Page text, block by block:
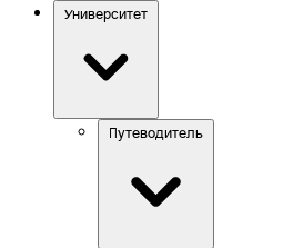
Университет
Путеводитель